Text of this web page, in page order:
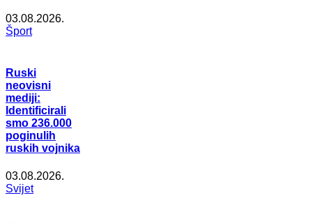
03.08.2026.
Šport
Ruski
neovisni
mediji:
Identificirali
smo 236.000
poginulih
ruskih vojnika
03.08.2026.
Svijet